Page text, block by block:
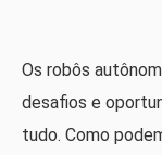
Os robôs
desafios e
tudo. Como